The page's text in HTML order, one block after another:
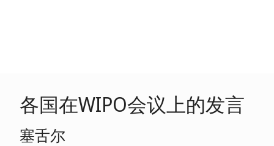
各国在WIPO会议上的发言
塞舌尔